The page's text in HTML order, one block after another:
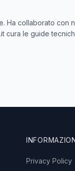
Ha collaborato con
cura le guide
Privacy Policy